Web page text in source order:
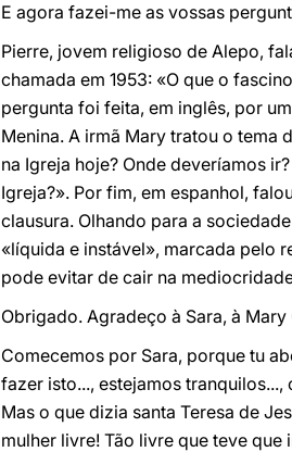
E agora fazei-me as vossas
Pierre, jovem religioso de Alepo,
chamada em 1953: «O que o
pergunta foi feita, em inglês, por
Menina. A irmã Mary tratou o tema
na Igreja hoje? Onde deveríamos
Igreja?». Por fim, em espanhol,
clausura. Olhando para a
«líquida e instável», marcada pelo
pode evitar de cair na
Obrigado. Agradeço à Sara, à
Comecemos por Sara, porque tu
fazer isto..., estejamos
Mas o que dizia santa Teresa de
mulher livre! Tão livre que teve